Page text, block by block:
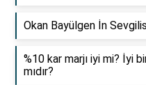
Okan Bayülgen İn
%10 kar marjı iyi mi? İyi
mıdır?